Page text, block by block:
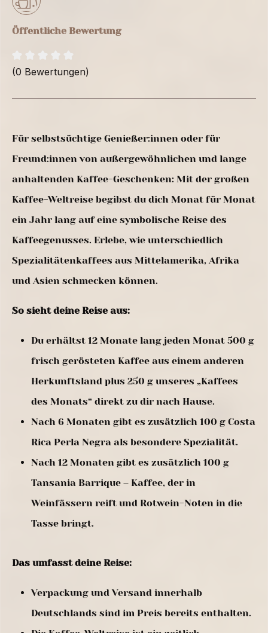
Öffentliche Bewertung
(0 Bewertungen)
Für selbstsüchtige Genießer:innen oder für
Freund:innen von außergewöhnlichen und lange
anhaltenden Kaffee-Geschenken: Mit der großen
Kaffee-Weltreise begibst du dich Monat für Monat
ein Jahr lang auf eine symbolische Reise des
Kaffeegenusses. Erlebe, wie unterschiedlich
Spezialitätenkaffees aus Mittelamerika, Afrika
und Asien schmecken können.
So sieht deine Reise aus:
Du erhältst 12 Monate lang jeden Monat 500 g
frisch gerösteten Kaffee aus einem anderen
Herkunftsland plus 250 g unseres „Kaffees
des Monats“ direkt zu dir nach Hause.
Nach 6 Monaten gibt es zusätzlich 100 g Costa
Rica Perla Negra als besondere Spezialität.
Nach 12 Monaten gibt es zusätzlich 100 g
Tansania Barrique – Kaffee, der in
Weinfässern reift und Rotwein-Noten in die
Tasse bringt.
Das umfasst deine Reise:
Verpackung und Versand innerhalb
Deutschlands sind im Preis bereits enthalten.